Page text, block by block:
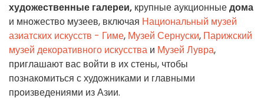
художественные галереи, крупные аукционныедома
и множество музеев, включая Национальный музей
азиатских искусств - Гиме, Музей Сернуски, Парижский
музей декоративного искусства и Музей Лувра,
приглашают вас войти в их стены, чтобы
познакомиться с художниками и главными
произведениями из Азии.